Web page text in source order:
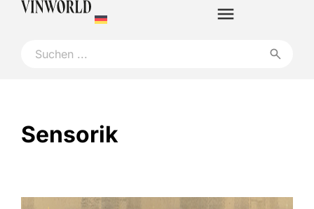
Sensorik